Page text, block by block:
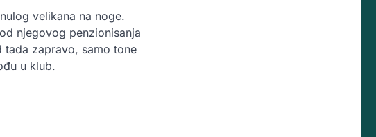
velikana na noge.
njegovog penzionisanja
tada zapravo, samo tone
u klub.